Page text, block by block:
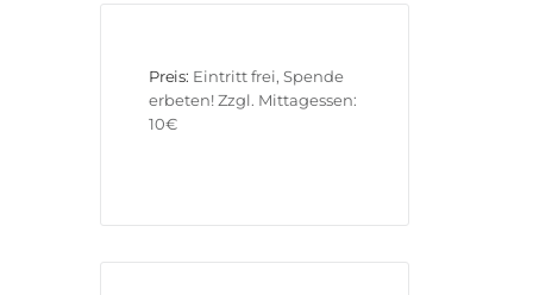
Preis: Eintritt frei, Spende
erbeten! Zzgl. Mittagessen:
10€